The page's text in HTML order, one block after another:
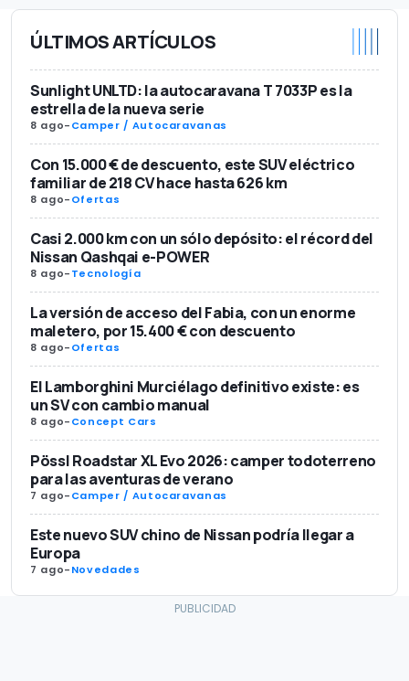
ÚLTIMOS ARTÍCULOS
Sunlight UNLTD: la autocaravana T 7033P es la
estrella de la nueva serie
8 ago-Camper / Autocaravanas
Con 15.000 € de descuento, este SUV eléctrico
familiar de 218 CV hace hasta 626 km
8 ago-Ofertas
Casi 2.000 km con un sólo depósito: el récord del
Nissan Qashqai e-POWER
8 ago-Tecnología
La versión de acceso del Fabia, con un enorme
maletero, por 15.400 € con descuento
8 ago-Ofertas
El Lamborghini Murciélago definitivo existe: es
un SV con cambio manual
8 ago-Concept Cars
Pössl Roadstar XL Evo 2026: camper todoterreno
para las aventuras de verano
7 ago-Camper / Autocaravanas
Este nuevo SUV chino de Nissan podría llegar a
Europa
7 ago-Novedades